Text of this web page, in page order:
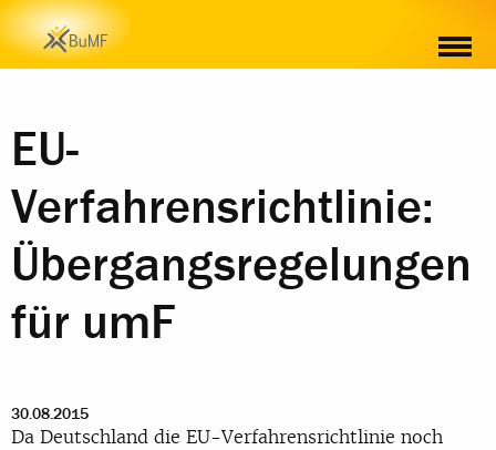
EU-
Verfahrensrichtlinie:
Übergangsregelungen
für umF
30.08.2015
Da Deutschland die EU-Verfahrensrichtlinie noch